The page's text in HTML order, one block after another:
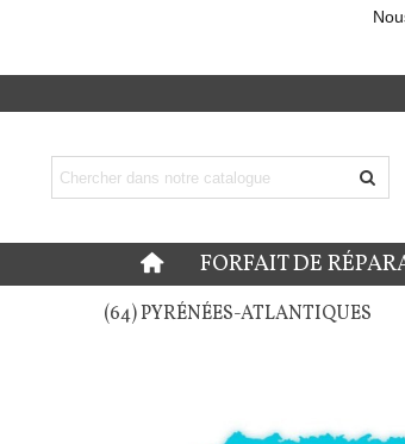
FORFAIT DE
(64) PYRÉNÉES-ATLANTIQUES